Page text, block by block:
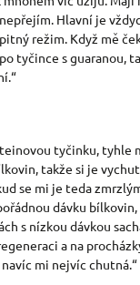
Hlavní je
režim. Když mě
tyčince s guaranou,
tyčinku, tyhle
takže si je
se mi je teda
dávku bílkovin,
s nízkou dávkou
a na
navíc mi nejvíc chutná.“